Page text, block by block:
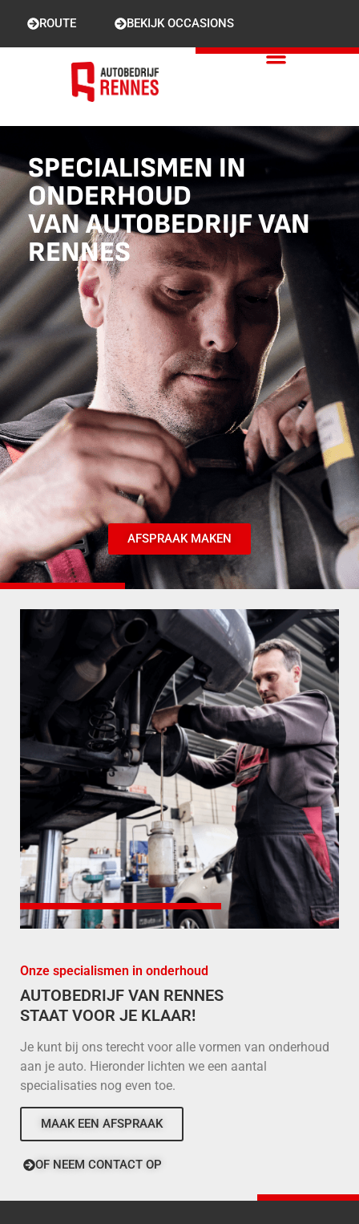
ROUTE BEKIJK OCCASIONS
SPECIALISMEN IN
ONDERHOUD
VAN AUTOBEDRIJF VAN
RENNES
AFSPRAAK MAKEN
Onze specialismen in onderhoud
AUTOBEDRIJF VAN RENNES
STAAT VOOR JE KLAAR!
Je kunt bij ons terecht voor alle vormen van onderhoud
aan je auto. Hieronder lichten we een aantal
specialisaties nog even toe.
MAAK EEN AFSPRAAK
OF NEEM CONTACT OP